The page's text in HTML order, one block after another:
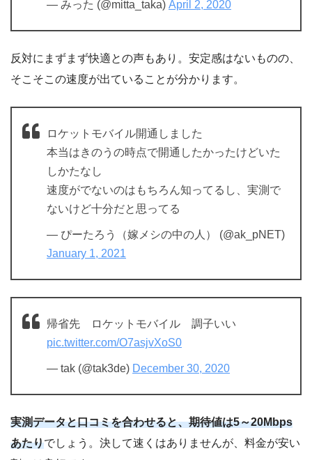
— みった (@mitta_taka) April 2, 2020
反対にまずまず快適との声もあり。安定感はないものの、
そこそこの速度が出ていることが分かります。
ロケットモバイル開通しました
本当はきのうの時点で開通したかったけどいた
しかたなし
速度がでないのはもちろん知ってるし、実測で
ないけど十分だと思ってる
— ぴーたろう（嫁メシの中の人） (@ak_pNET)
January 1, 2021
帰省先 ロケットモバイル 調子いい
pic.twitter.com/O7asjvXoS0
— tak (@tak3de) December 30, 2020
実測データと口コミを合わせると、期待値は5～20Mbps
あたりでしょう。決して速くはありませんが、料金が安い